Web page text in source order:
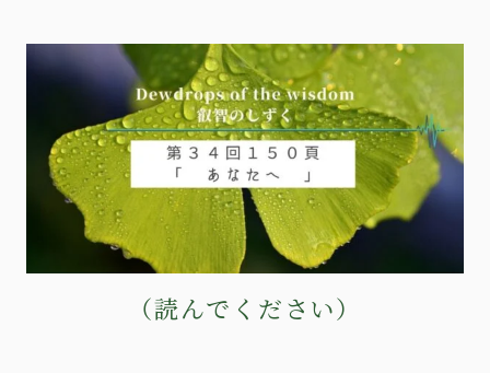
（読んでください）